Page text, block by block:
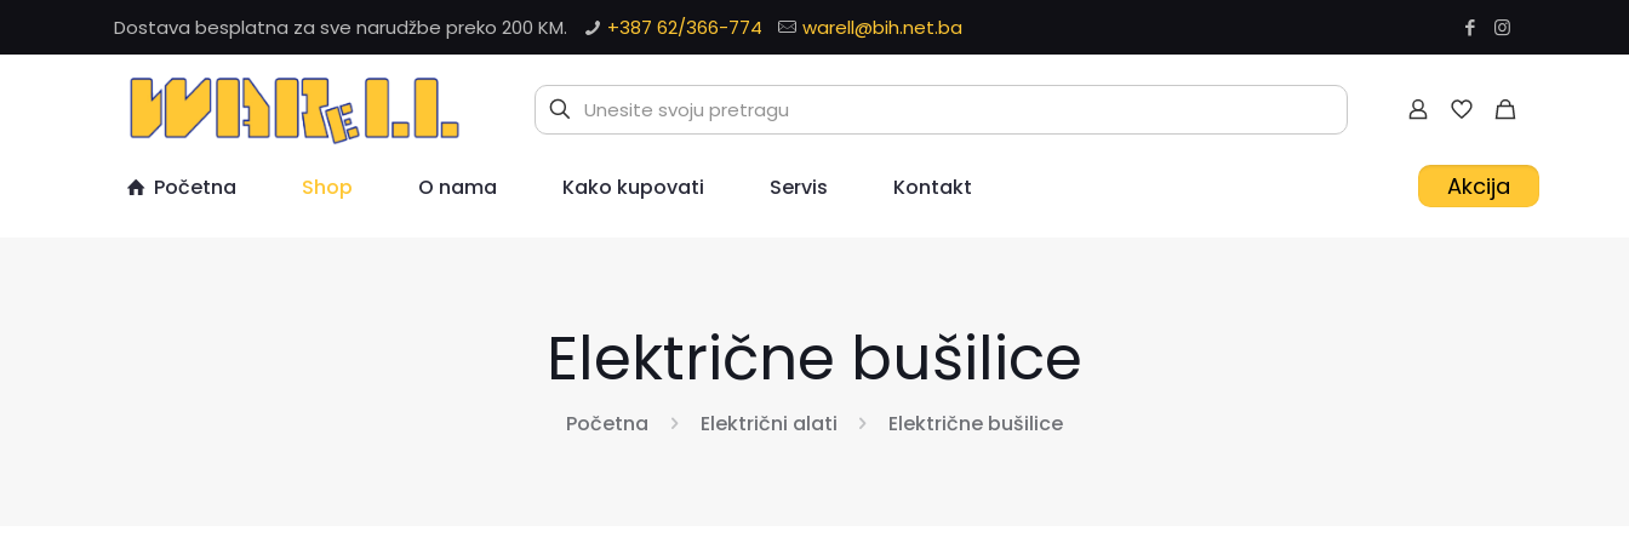
Dostava besplatna za sve narudžbe preko 200 KM. +387 62/366-774 warell@bih.net.ba
Početna Shop O nama Kako kupovati Servis Kontakt Akcija
Električne bušilice
Početna Električni alati Električne bušilice